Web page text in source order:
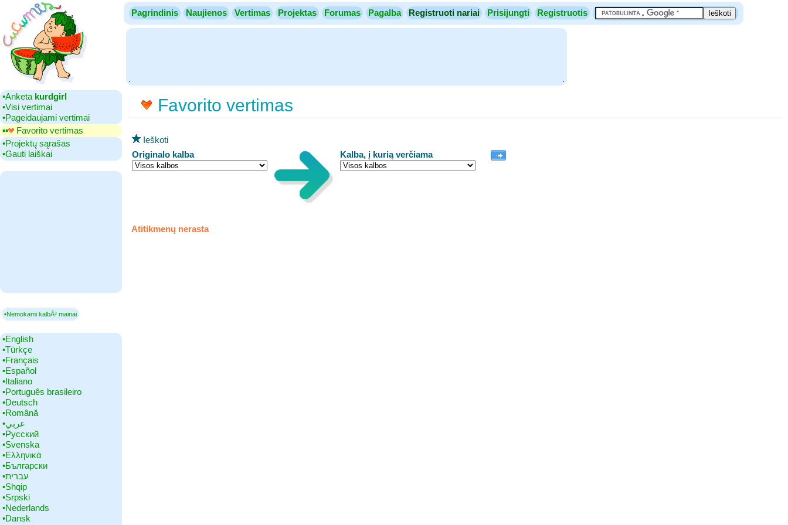
Pagrindinis Naujienos Vertimas Projektas Forumas Pagalba Registruoti nariai Prisijungti Registruotis
.
.
•‎Anketa kurdgirl
•‎Visi vertimai
•‎Pageidaujami vertimai
▪▪‎
Favorito vertimas
•‎Projektų sąrašas
•‎Gauti laiškai
▪Nemokami kalbÅ³ mainai
•‎English
•‎Türkçe
•‎Français
•‎Español
•‎Italiano
•‎Português brasileiro
•‎Deutsch
•‎Română
•‎عربي
•‎Русский
•‎Svenska
•‎Ελληνικά
•‎Български
•‎עברית
•‎Shqip
•‎Srpski
•‎Nederlands
•‎Dansk
Favorito vertimas
Ieškoti
Originalo kalba
Kalba, į kurią verčiama
Atitikmenų nerasta